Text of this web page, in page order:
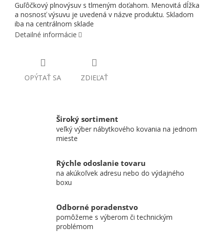
Guľôčkový plnovýsuv s tlmeným doťahom. Menovitá dĺžka
a nosnosť výsuvu je uvedená v názve produktu. Skladom
iba na centrálnom sklade
Detailné informácie
OPÝTAŤ SA ZDIEĽAŤ
Široký sortiment
veľký výber nábytkového kovania na jednom
mieste
Rýchle odoslanie tovaru
na akúkoľvek adresu nebo do výdajného
boxu
Odborné poradenstvo
pomôžeme s výberom či technickým
problémom